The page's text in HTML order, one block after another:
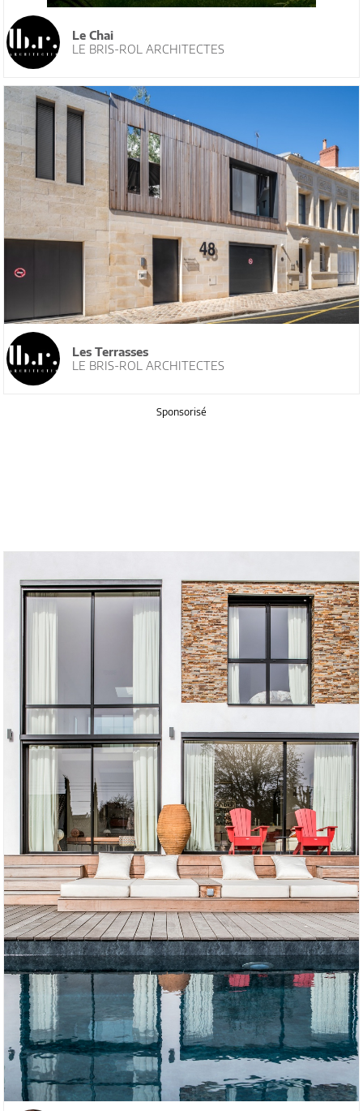
Le Chai
LE BRIS-ROL ARCHITECTES
Les Terrasses
LE BRIS-ROL ARCHITECTES
Sponsorisé